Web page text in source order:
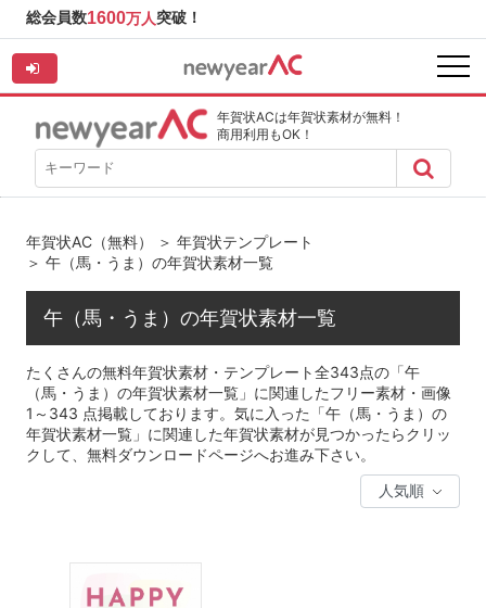
総会員数1600万人突破！
年賀状ACは年賀状素材が無料！
商用利用もOK！
年賀状AC（無料） ＞ 年賀状テンプレート
＞ 午（馬・うま）の年賀状素材一覧
午（馬・うま）の年賀状素材一覧
たくさんの無料年賀状素材・テンプレート全343点の「午
（馬・うま）の年賀状素材一覧」に関連したフリー素材・画像
1～343 点掲載しております。気に入った「午（馬・うま）の
年賀状素材一覧」に関連した年賀状素材が見つかったらクリッ
クして、無料ダウンロードページへお進み下さい。